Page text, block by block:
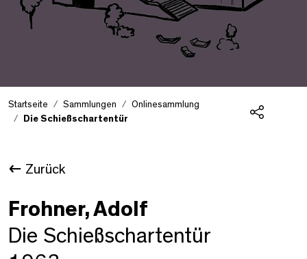
Startseite Sammlungen
Onlinesammlung
Die Schießschartentür
Zurück
Frohner, Adolf
Die Schießschartentür